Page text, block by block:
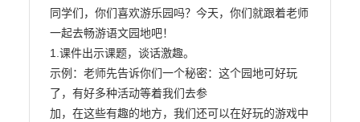
同学们，你们喜欢游乐园吗？今天，你们就跟着老师
一起去畅游语文园地吧！
1.课件出示课题，谈话激趣。
示例：老师先告诉你们一个秘密：这个园地可好玩
了，有好多种活动等着我们去参
加，在这些有趣的地方，我们还可以在好玩的游戏中